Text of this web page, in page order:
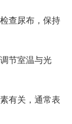
查尿布，保持
节室温与光
有关，通常表